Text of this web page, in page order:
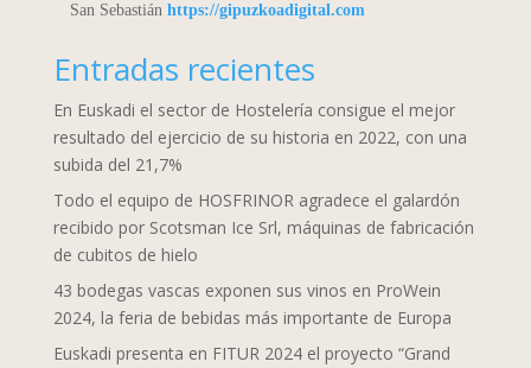
San Sebastián https://gipuzkoadigital.com
Entradas recientes
En Euskadi el sector de Hostelería consigue el mejor
resultado del ejercicio de su historia en 2022, con una
subida del 21,7%
Todo el equipo de HOSFRINOR agradece el galardón
recibido por Scotsman Ice Srl, máquinas de fabricación
de cubitos de hielo
43 bodegas vascas exponen sus vinos en ProWein
2024, la feria de bebidas más importante de Europa
Euskadi presenta en FITUR 2024 el proyecto “Grand